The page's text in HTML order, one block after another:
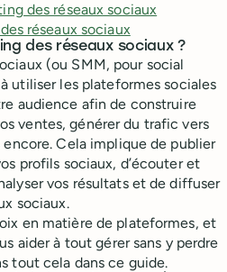
des réseaux sociaux
réseaux sociaux
des réseaux sociaux ?
(ou SMM, pour social
utiliser les plateformes sociales
audience afin de construire
ventes, générer du trafic vers
Cela implique de publier
profils sociaux, d’écouter et
vos résultats et de diffuser
sociaux.
en matière de plateformes, et
aider à tout gérer sans y perdre
tout cela dans ce guide.